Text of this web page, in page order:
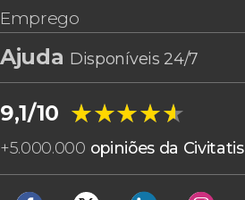
Emprego
Ajuda Disponíveis 24/7
9,1/10 ★★★★★
★★★★★
+5.000.000 opiniões da Civitatis